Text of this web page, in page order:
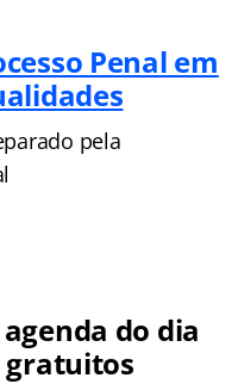
Penal em
pela
do dia
gratuitos